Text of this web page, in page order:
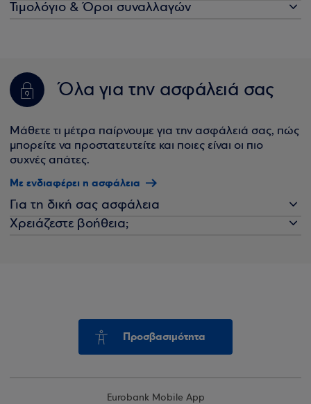
Τιμολόγιο & Όροι συναλλαγών
Όλα για την ασφάλειά σας
Μάθετε τι μέτρα παίρνουμε για την ασφάλειά σας, πώς
μπορείτε να προστατευτείτε και ποιες είναι οι πιο
συχνές απάτες.
Με ενδιαφέρει η ασφάλεια
Για τη δική σας ασφάλεια
Χρειάζεστε βοήθεια;
Προσβασιμότητα
Eurobank Mobile App